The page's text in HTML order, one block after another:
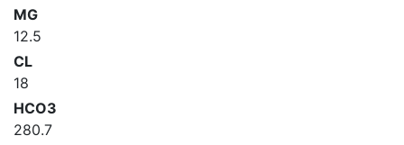
MG
12.5
CL
18
HCO3
280.7